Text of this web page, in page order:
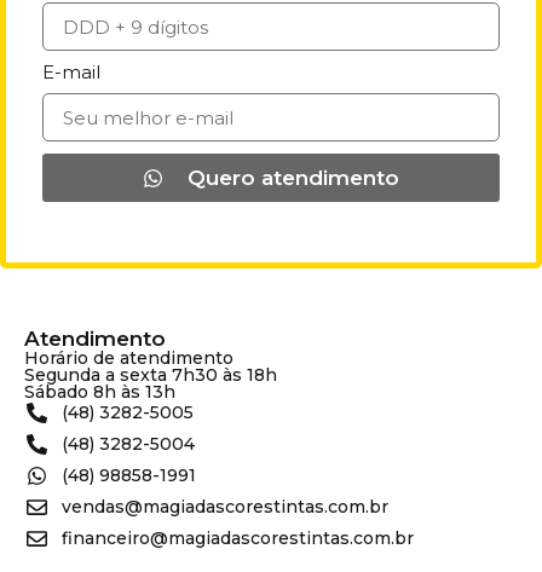
E-mail
Quero atendimento
Atendimento
Horário de atendimento
Segunda a sexta 7h30 às 18h
Sábado 8h às 13h
(48) 3282-5005
(48) 3282-5004
(48) 98858-1991
vendas@magiadascorestintas.com.br
financeiro@magiadascorestintas.com.br